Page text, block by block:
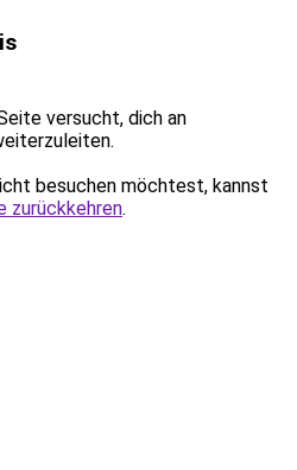
versucht, dich an
besuchen möchtest, kannst
zurückkehren.